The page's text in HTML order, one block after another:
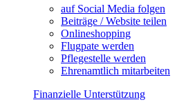
auf Social Media folgen
Beiträge / Website teilen
Onlineshopping
Flugpate werden
Pflegestelle werden
Ehrenamtlich mitarbeiten
Finanzielle Unterstützung